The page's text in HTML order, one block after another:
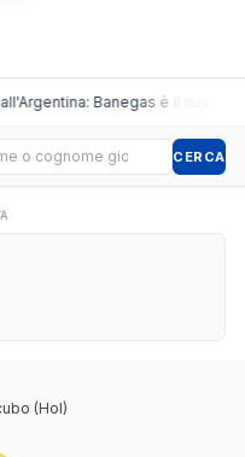
Banegas è il nuovo
giocatore CERCA
(Hol)